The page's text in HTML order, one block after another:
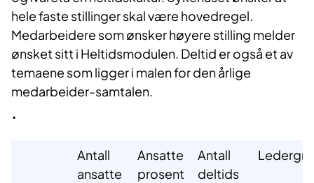
hele faste stillinger skal være hovedregel.
Medarbeidere som ønsker høyere stilling melder
ønsket sitt i Heltidsmodulen. Deltid er også et av
temaene som ligger i malen for den årlige
medarbeider-samtalen.
.
Antall
ansatte
Ansatte
prosent
Antall
deltids